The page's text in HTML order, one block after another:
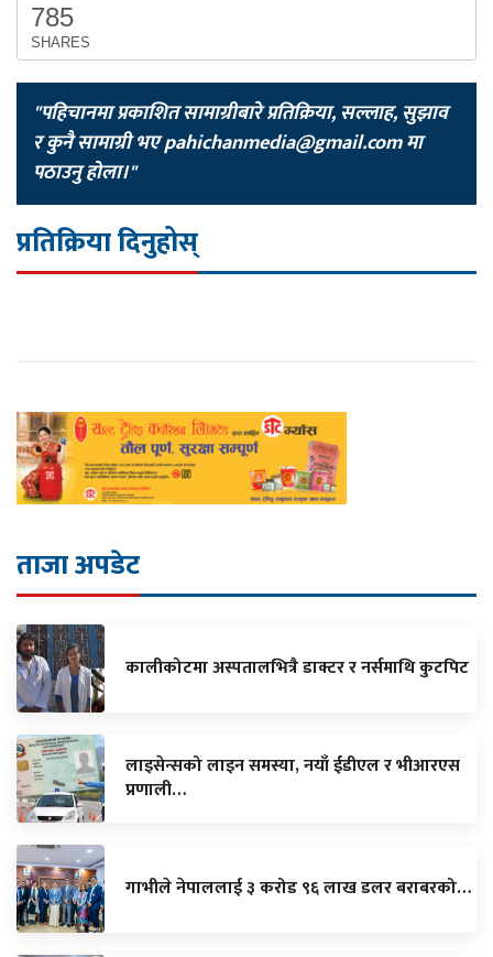
785
SHARES
"पहिचानमा प्रकाशित सामाग्रीबारे प्रतिक्रिया, सल्लाह, सुझाव
र कुनै सामाग्री भएpahichanmedia@gmail.comमा
पठाउनु होला।"
प्रतिक्रिया दिनुहोस्
ताजा अपडेट
कालीकोटमा अस्पतालभित्रै डाक्टर र नर्समाथि कुटपिट
लाइसेन्सको लाइन समस्या, नयाँ ईडीएल र भीआरएस
प्रणाली…
गाभीले नेपाललाई ३ करोड ९६ लाख डलर बराबरको…